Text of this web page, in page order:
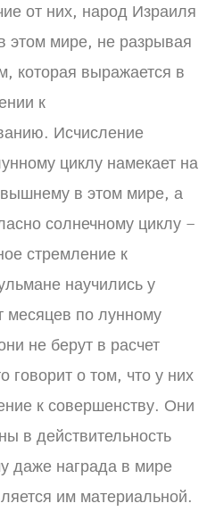
от них, народ Израиля
этом мире, не разрывая
которая выражается в
к
Исчисление
циклу намекает на
в этом мире, а
солнечному циклу –
стремление к
научились у
месяцев по лунному
не берут в расчет
говорит о том, что у них
к совершенству. Они
в действительность
даже награда в мире
им материальной.